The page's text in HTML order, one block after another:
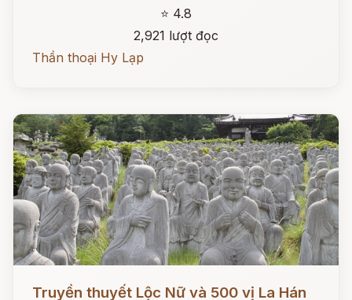
⭐ 4.8
2,921 lượt đọc
Thần thoại Hy Lạp
Đọc ngay
Truyền thuyết Lộc Nữ và 500 vị La Hán